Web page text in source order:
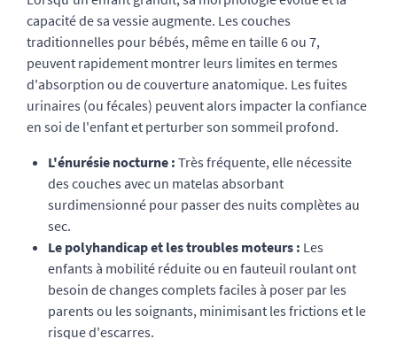
capacité de sa vessie augmente. Les couches
traditionnelles pour bébés, même en taille 6 ou 7,
peuvent rapidement montrer leurs limites en termes
d'absorption ou de couverture anatomique. Les fuites
urinaires (ou fécales) peuvent alors impacter la confiance
en soi de l'enfant et perturber son sommeil profond.
L'énurésie nocturne : Très fréquente, elle nécessite
des couches avec un matelas absorbant
surdimensionné pour passer des nuits complètes au
sec.
Le polyhandicap et les troubles moteurs : Les
enfants à mobilité réduite ou en fauteuil roulant ont
besoin de changes complets faciles à poser par les
parents ou les soignants, minimisant les frictions et le
risque d'escarres.